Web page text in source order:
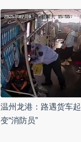
温州龙港：路遇货车
变“消防员”